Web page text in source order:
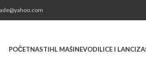
POČETNASTIHL MAŠINEVODILICE I LANCI